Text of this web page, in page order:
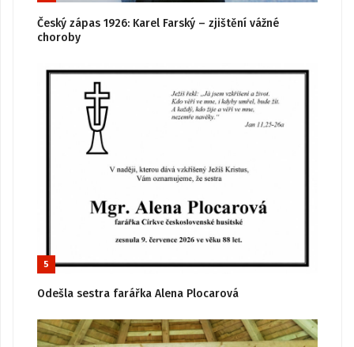
Český zápas 1926: Karel Farský – zjištění vážné
choroby
5
Odešla sestra farářka Alena Plocarová